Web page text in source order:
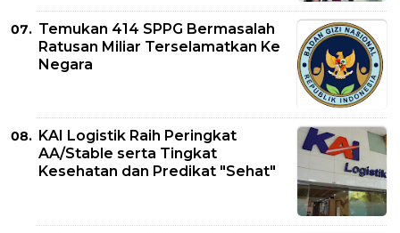
Temukan 414 SPPG Bermasalah
Ratusan Miliar Terselamatkan Ke
Negara
KAI Logistik Raih Peringkat
AA/Stable serta Tingkat
Kesehatan dan Predikat "Sehat"